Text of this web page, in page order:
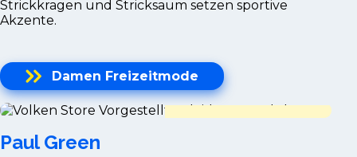
Strickkragen und Stricksaum setzen sportive
Akzente.
Damen Freizeitmode
Paul Green